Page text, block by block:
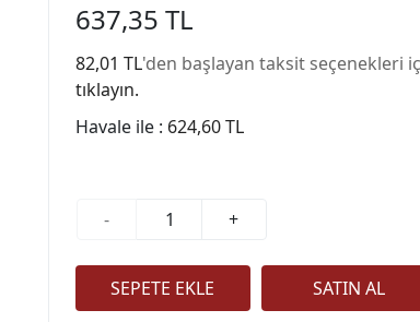
637,35 TL
82,01 TL'den başlayan taksit seçenekleri
tıklayın.
Havale ile : 624,60 TL
- +